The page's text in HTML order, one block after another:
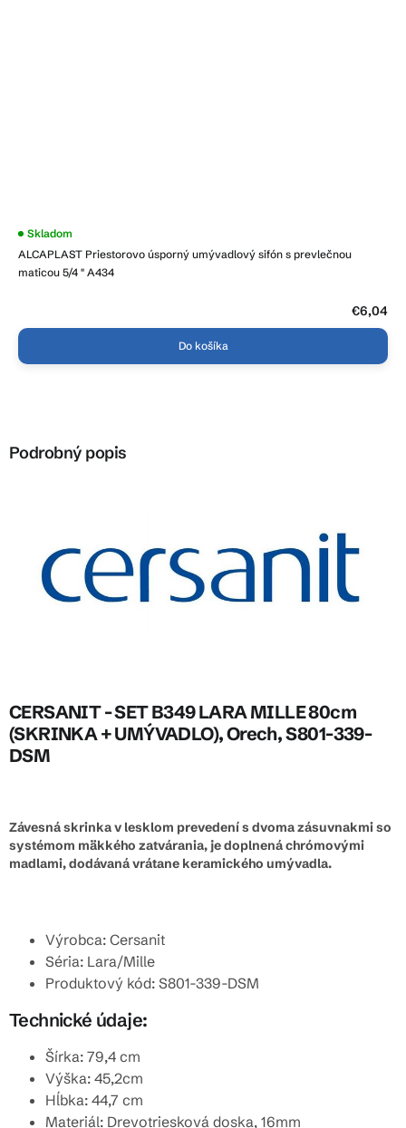
ALCAPLAST Priestorovo úsporný umývadlový sifón s prevlečnou
maticou 5/4 " A434
Priemerné
produktu
je
Skladom
€6,04
Do košíka
Podrobný popis
CERSANIT - SET B349 LARA MILLE 80cm
(SKRINKA + UMÝVADLO), Orech, S801-339-
DSM
Závesná skrinka v lesklom prevedení s dvoma zásuvnakmi so
systémom mäkkého zatvárania, je doplnená chrómovými
madlami, dodávaná vrátane keramického umývadla.
Výrobca: Cersanit
Séria: Lara/Mille
Produktový kód: S801-339-DSM
Technické údaje:
Šírka: 79,4 cm
Výška: 45,2cm
Hĺbka: 44,7 cm
Materiál: Drevotriesková doska, 16mm